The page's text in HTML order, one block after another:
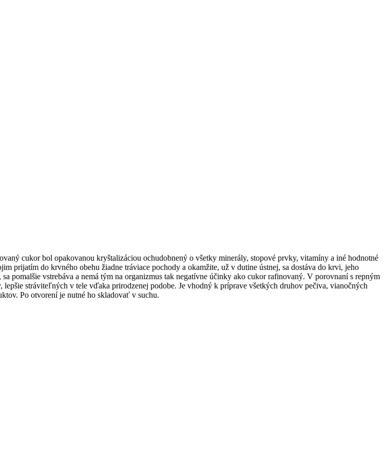
cukor bol opakovanou kryštalizáciou ochudobnený o všetky minerály, stopové prvky, vitamíny a iné hodnotné
prijatím do krvného obehu žiadne tráviace pochody a okamžite, už v dutine ústnej, sa dostáva do krvi, jeho
pomalšie vstrebáva a nemá tým na organizmus tak negatívne účinky ako cukor rafinovaný. V porovnaní s repným
stráviteľných v tele vďaka prirodzenej podobe. Je vhodný k príprave všetkých druhov pečiva, vianočných
Po otvorení je nutné ho skladovať v suchu.